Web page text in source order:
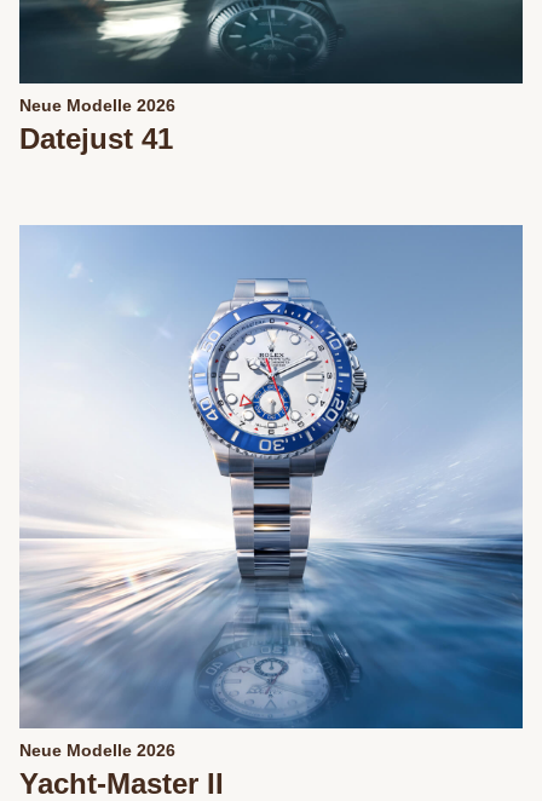
Neue Modelle 2026
Datejust 41
Neue Modelle 2026
Yacht-Master II